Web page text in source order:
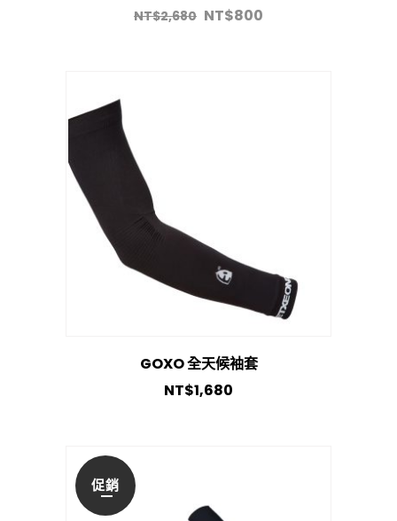
NT$2,680 NT$800
GOXO 全天候袖套
NT$1,680
促銷